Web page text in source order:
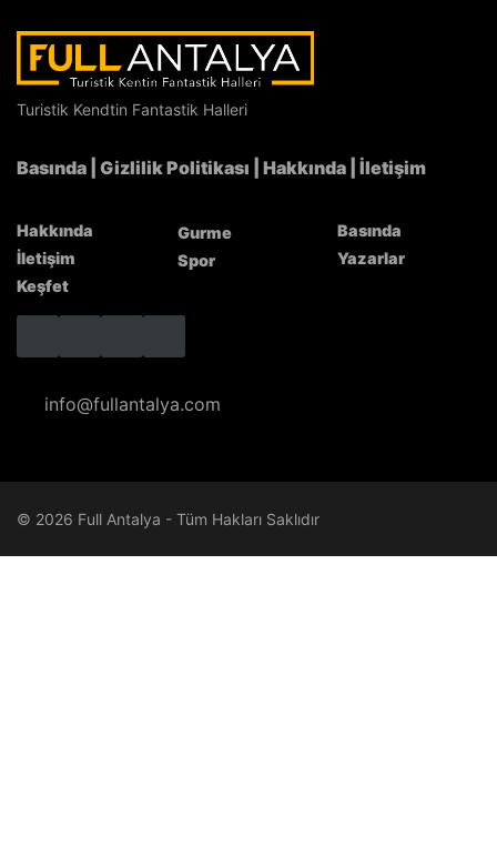
Tadında Anadolu Hatay Lezzet Günleri’nin yeni
durağı FTA Antalya Havalimanı
Turistik Kendtin Fantastik Halleri
Basında Gizlilik Politikası Hakkında İletişim
Hakkında
İletişim
Keşfet
Gurme
Spor
Basında
Yazarlar
info@fullantalya.com
© 2026 Full Antalya - Tüm Hakları Saklıdır